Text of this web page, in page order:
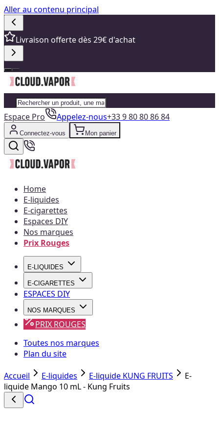
Aller au contenu principal
Livraison offerte dès 29€ d'achat
Espace Pro Appelez-nous+33 9 80 80 86 84
Connectez-vous Mon panier
Home
E-liquides
E-cigarettes
Espaces DIY
Nos marques
Prix Rouges
E-LIQUIDES
E-CIGARETTES
ESPACES DIY
NOS MARQUES
PRIX ROUGES
Toutes nos marques
Plan du site
Accueil E-liquides E-liquide KUNG FRUITS
E-
liquide Mango 10 mL - Kung Fruits